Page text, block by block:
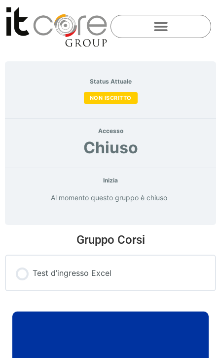
Status Attuale
NON ISCRITTO
Accesso
Chiuso
Inizia
Al momento questo gruppo è chiuso
Gruppo Corsi
Test d’ingresso Excel